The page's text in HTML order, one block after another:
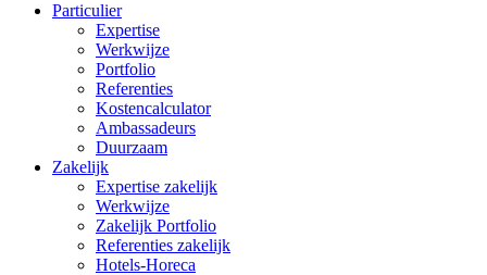
Particulier
Expertise
Werkwijze
Portfolio
Referenties
Kostencalculator
Ambassadeurs
Duurzaam
Zakelijk
Expertise zakelijk
Werkwijze
Zakelijk Portfolio
Referenties zakelijk
Hotels-Horeca